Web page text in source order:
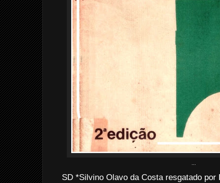
SD *Silvino Olavo da Costa resgatado por